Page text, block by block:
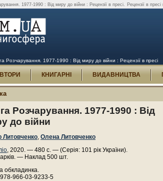
1977-1990 : Від миру до війни : Рецензії в пресі. Рецензії в
1977-1990 : Від миру до війни : Рецензії в пресі
КНИГАРНІ ВИДАВНИЦТВА
Розчарування. 1977-1990 : Від
до війни
Литовченко, Олена Литовченко
, 2020. — 480 с. — (Серія: 101 рік України).
— Наклад 500 шт.
обкладинка.
978-966-03-9233-5